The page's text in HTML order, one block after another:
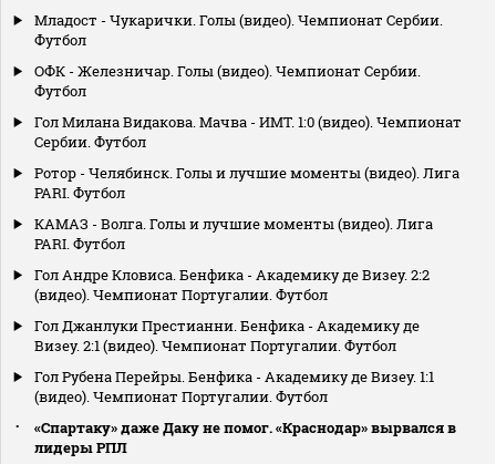
Младост - Чукарички. Голы (видео). Чемпионат Сербии.
Футбол
ОФК - Железничар. Голы (видео). Чемпионат Сербии.
Футбол
Гол Милана Видакова. Мачва - ИМТ. 1:0 (видео). Чемпионат
Сербии. Футбол
Ротор - Челябинск. Голы и лучшие моменты (видео). Лига
PARI. Футбол
КАМАЗ - Волга. Голы и лучшие моменты (видео). Лига
PARI. Футбол
Гол Андре Кловиса. Бенфика - Академику де Визеу. 2:2
(видео). Чемпионат Португалии. Футбол
Гол Джанлуки Престианни. Бенфика - Академику де
Визеу. 2:1 (видео). Чемпионат Португалии. Футбол
Гол Рубена Перейры. Бенфика - Академику де Визеу. 1:1
(видео). Чемпионат Португалии. Футбол
«Спартаку» даже Даку не помог. «Краснодар» вырвался в
лидеры РПЛ